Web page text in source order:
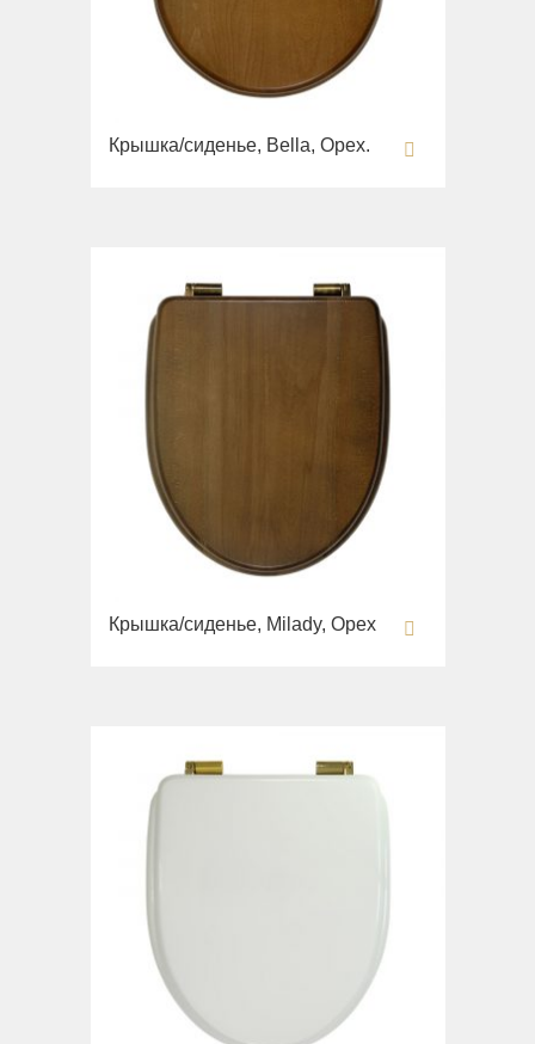
Крышка/сиденье, Bella, Орех.
Крышка/сиденье, Milady, Орех